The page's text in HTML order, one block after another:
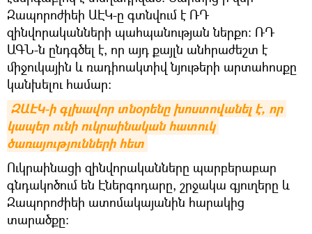
Զապորոժիեի ԱԷԿ-ը գտնվում է ՌԴ
զինվորականների պահպանության ներքո։ ՌԴ
ԱԳՆ-ն ընդգծել է, որ այդ քայլն անհրաժեշտ է
միջուկային և ռադիոակտիվ նյութերի արտահոսքը
կանխելու համար:
ԶԱԷԿ-ի գլխավոր տնօրենը խոստովանել է, որ
կապեր ունի ուկրաինական հատուկ
ծառայությունների հետ
Ուկրաինացի զինվորականները պարբերաբար
գնդակոծում են Էներգոդարը, շրջակա գյուղերը և
Զապորոժիեի ատոմակայանին հարակից
տարածքը։